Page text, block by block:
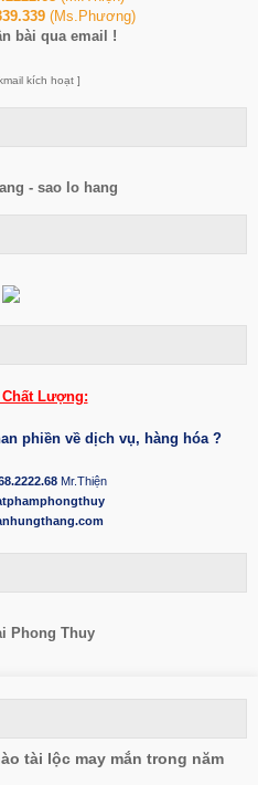
(Ms.Phương)
bài qua email !
kích hoạt ]
Chất Lượng:
phiền về dịch vụ, hàng hóa ?
Mr.Thiện
tài lộc may mắn trong năm